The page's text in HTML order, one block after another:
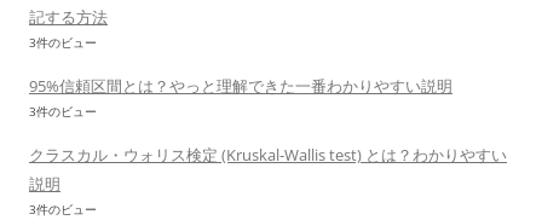
記する方法
3件のビュー
95%信頼区間とは？やっと理解できた一番わかりやすい説明
3件のビュー
クラスカル・ウォリス検定 (Kruskal-Wallis test) とは？わかりやすい
説明
3件のビュー